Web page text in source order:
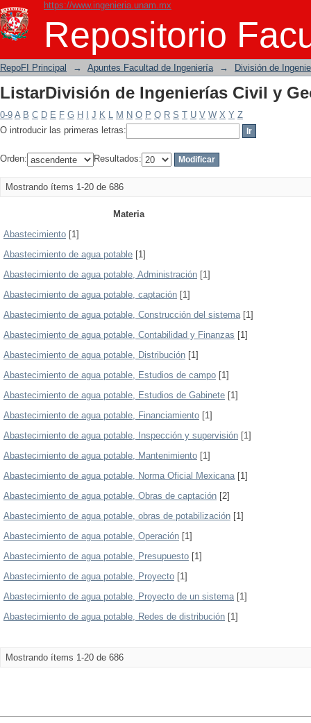
https://www.ingenieria.unam.mx
Repositorio
ListarDivisión de Ingenierías Civil y
RepoFI Principal → Apuntes Facultad de Ingeniería → División de
ListarDivisión de Ingenierías Civil y
0-9 A B C D E F G H J K L M N O P Q R S T U V W X Y Z
O introducir las primeras letras:
Orden: Resultados:
Mostrando ítems 1-20 de 686
Materia
Abastecimiento [1]
Abastecimiento de agua potable [1]
Abastecimiento de agua potable, Administración [1]
Abastecimiento de agua potable, captación [1]
Abastecimiento de agua potable, Construcción del sistema[1]
Abastecimiento de agua potable, Contabilidad y Finanzas [1]
Abastecimiento de agua potable, Distribución [1]
Abastecimiento de agua potable, Estudios de campo [1]
Abastecimiento de agua potable, Estudios de Gabinete [1]
Abastecimiento de agua potable, Financiamiento [1]
Abastecimiento de agua potable, Inspección y supervisión [1]
Abastecimiento de agua potable, Mantenimiento [1]
Abastecimiento de agua potable, Norma Oficial Mexicana[1]
Abastecimiento de agua potable, Obras de captación [2]
Abastecimiento de agua potable, obras de potabilización [1]
Abastecimiento de agua potable, Operación [1]
Abastecimiento de agua potable, Presupuesto [1]
Abastecimiento de agua potable, Proyecto [1]
Abastecimiento de agua potable, Proyecto de un sistema[1]
Abastecimiento de agua potable, Redes de distribución [1]
Mostrando ítems 1-20 de 686